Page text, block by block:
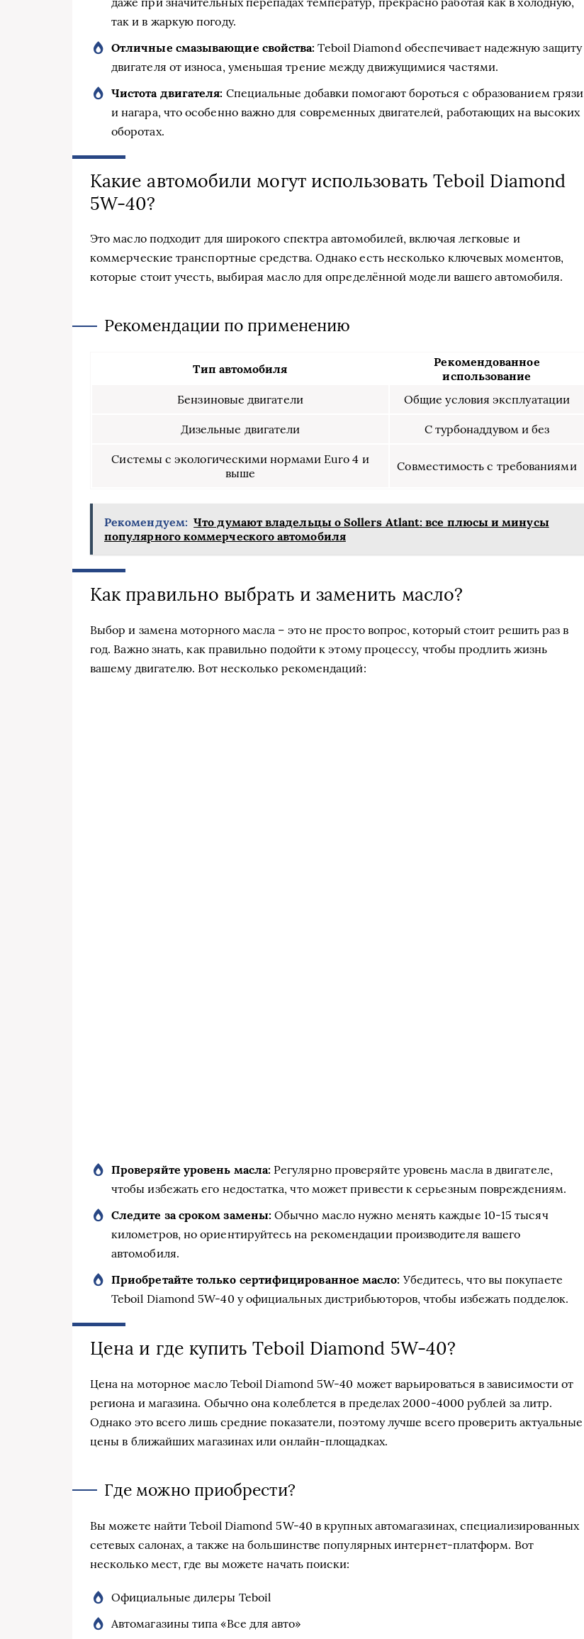
так и в жаркую погоду.
Отличные смазывающие свойства: Teboil Diamond обеспечивает надежную защиту
двигателя от износа, уменьшая трение между движущимися частями.
Чистота двигателя: Специальные добавки помогают бороться с образованием грязи
и нагара, что особенно важно для современных двигателей, работающих на высоких
оборотах.
Какие автомобили могут использовать Teboil Diamond
5W-40?
Это масло подходит для широкого спектра автомобилей, включая легковые и
коммерческие транспортные средства. Однако есть несколько ключевых моментов,
которые стоит учесть, выбирая масло для определённой модели вашего автомобиля.
Рекомендации по применению
Тип автомобиля
Рекомендованное
использование
Бензиновые двигатели
Общие условия эксплуатации
Дизельные двигатели С турбонаддувом и без
Системы с экологическими нормами Euro 4 и
выше
Совместимость с требованиями
Рекомендуем: Что думают владельцы о Sollers Atlant: все плюсы и минусы
популярного коммерческого автомобиля
Как правильно выбрать и заменить масло?
Выбор и замена моторного масла – это не просто вопрос, который стоит решить раз в
год. Важно знать, как правильно подойти к этому процессу, чтобы продлить жизнь
вашему двигателю. Вот несколько рекомендаций:
Проверяйте уровень масла: Регулярно проверяйте уровень масла в двигателе,
чтобы избежать его недостатка, что может привести к серьезным повреждениям.
Следите за сроком замены: Обычно масло нужно менять каждые 10-15 тысяч
километров, но ориентируйтесь на рекомендации производителя вашего
автомобиля.
Приобретайте только сертифицированное масло: Убедитесь, что вы покупаете
Teboil Diamond 5W-40 у официальных дистрибьюторов, чтобы избежать подделок.
Цена и где купить Teboil Diamond 5W-40?
Цена на моторное масло Teboil Diamond 5W-40 может варьироваться в зависимости от
региона и магазина. Обычно она колеблется в пределах 2000-4000 рублей за литр.
Однако это всего лишь средние показатели, поэтому лучше всего проверить актуальные
цены в ближайших магазинах или онлайн-площадках.
Где можно приобрести?
Вы можете найти Teboil Diamond 5W-40 в крупных автомагазинах, специализированных
сетевых салонах, а также на большинстве популярных интернет-платформ. Вот
несколько мест, где вы можете начать поиски:
Официальные дилеры Teboil
Автомагазины типа «Все для авто»